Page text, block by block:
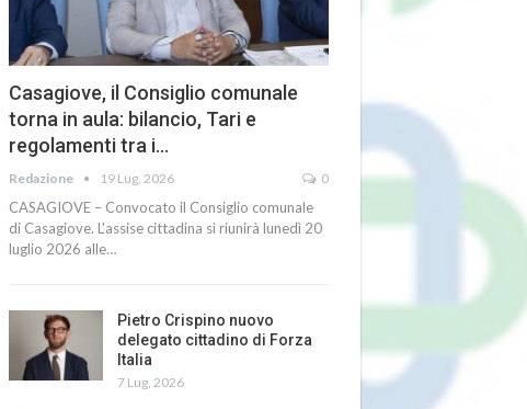
Casagiove, il Consiglio comunale
torna in aula: bilancio, Tari e
regolamenti tra i…
Redazione 19 Lug, 2026 0
CASAGIOVE – Convocato il Consiglio comunale
di Casagiove. L'assise cittadina si riunirà lunedì 20
luglio 2026 alle…
Pietro Crispino nuovo
delegato cittadino di Forza
Italia
7 Lug, 2026